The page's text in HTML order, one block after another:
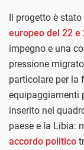
Il progetto è
europeo del 22 e
impegno e una
pressione
particolare per la
equipaggiamenti
inserito nel
paese e la Libia:
accordo politico